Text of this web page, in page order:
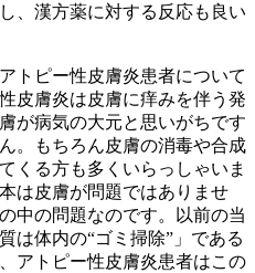
、漢方薬に対する反応も良い
トピー性皮膚炎患者について
皮膚炎は皮膚に痒みを伴う発
が病気の大元と思いがちです
。もちろん皮膚の消毒や合成
くる方も多くいらっしゃいま
は皮膚が問題ではありませ
中の問題なのです。以前の当
は体内の“ゴミ掃除”」である
アトピー性皮膚炎患者はこの